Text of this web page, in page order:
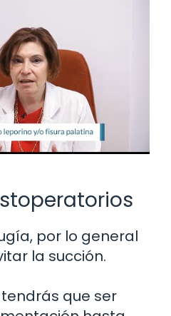
por lo general
la succión.
que ser